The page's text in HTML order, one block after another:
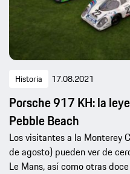
Historia 17.08.2021
Porsche 917 KH: la
Pebble Beach
Los visitantes a la Monterey
de agosto) pueden ver de
Le Mans, así como otras